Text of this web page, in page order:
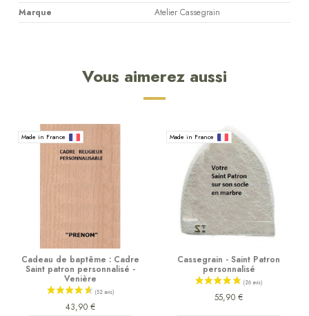
Marque
Atelier Cassegrain
Vous aimerez aussi
Made in France
Cadeau de baptême : Cadre
Saint patron personnalisé -
Venière
43,90 €
Made in France
Cassegrain - Saint Patron
personnalisé
55,90 €